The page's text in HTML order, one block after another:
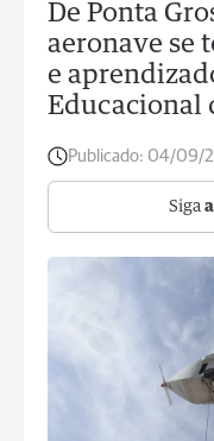
De Ponta
aeronave se
e
Educacional
Publicado: 04/09/
Siga